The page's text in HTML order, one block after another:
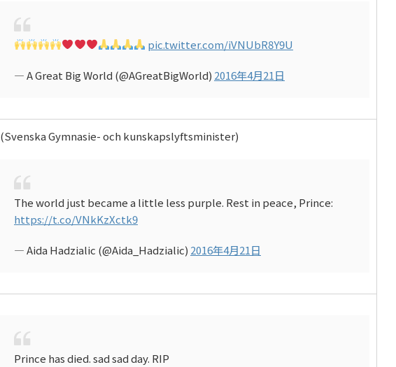
pic.twitter.com/iVNUbR8Y9U
— A Great Big World (@AGreatBigWorld) 2016年4月21日
(Svenska Gymnasie- och kunskapslyftsminister)
The world just became a little less purple. Rest in peace, Prince:
https://t.co/VNkKzXctk9
— Aida Hadzialic (@Aida_Hadzialic) 2016年4月21日
Prince has died. sad sad day. RIP